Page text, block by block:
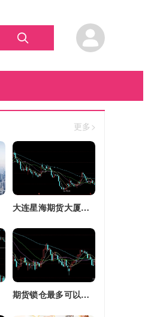
更多>
大连星海期货大厦四区改建(大连星海广场期货大厦)
期货锁仓最多可以多长时间(期货锁仓最多可以多长时间卖出)